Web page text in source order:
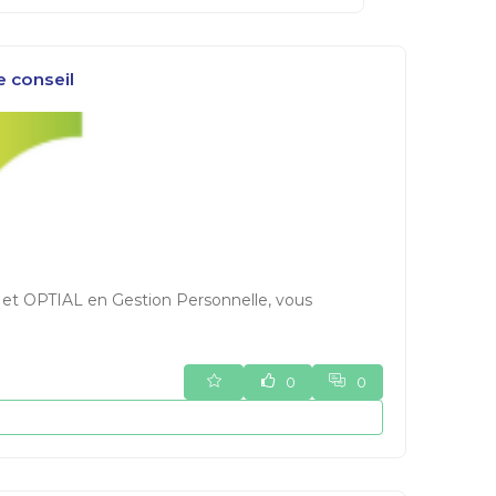
conseil
OPTIAL en Gestion Personnelle, vous
0 0